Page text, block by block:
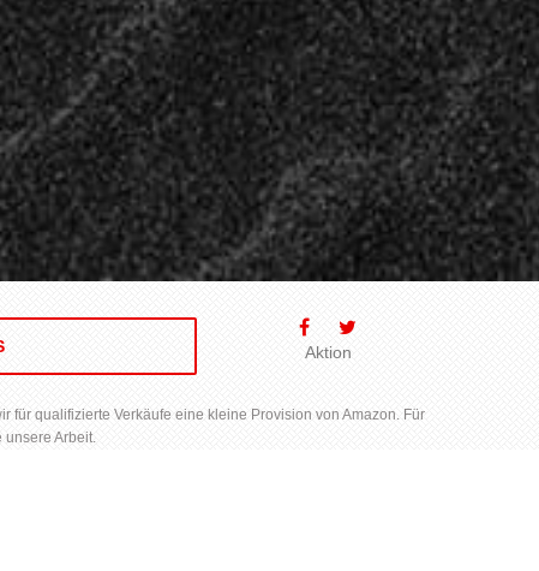
Aktion
für qualifizierte Verkäufe eine kleine Provision von Amazon. Für
unsere Arbeit.